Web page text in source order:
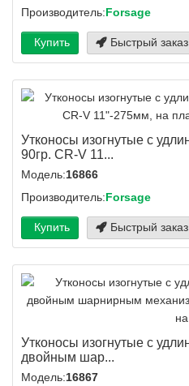
Производитель:Forsage
Купить Быстрый заказ
Утконосы изогнутые с
90гр. CR-V 11...
Модель:16866
Производитель:Forsage
Купить Быстрый заказ
Утконосы изогнутые с
двойным шар...
Модель:16867